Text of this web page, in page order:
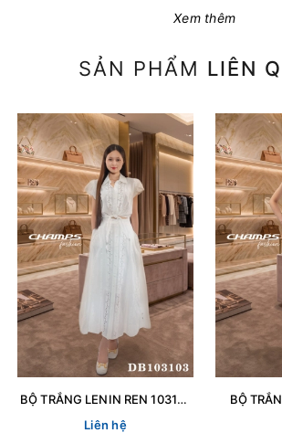
Xem thêm
SẢN PHẨM LIÊN
BỘ TRẮNG LENIN REN 103103
Liên hệ
BỘ